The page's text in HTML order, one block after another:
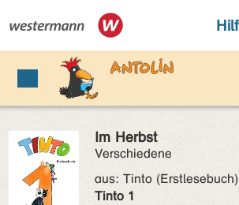
Im Herbst
Verschiedene
aus: Tinto (Erstlesebuch)
Tinto 1